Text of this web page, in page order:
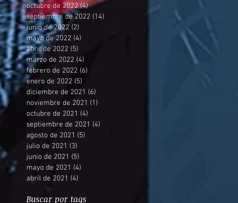
octubre de 2022 (4)4 entradas
septiembre de 2022 (14)
junio de 2022 (2)
mayo de 2022 (4)
abril de 2022 (5)
marzo de 2022 (4)
febrero de 2022 (6)
enero de 2022 (5)
diciembre de 2021 (6)
noviembre de 2021 (1)
octubre de 2021 (4)
septiembre de 2021 (4)
agosto de 2021 (5)
julio de 2021 (3)
junio de 2021 (5)
mayo de 2021 (4)
abril de 2021 (4)
Buscar por tags